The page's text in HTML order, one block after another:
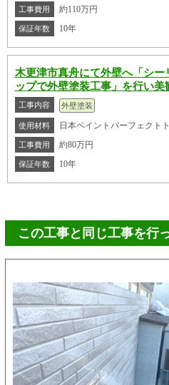
工事費用 約110万円
保証年数 10年
木更津市真舟にて外壁へ「シー
ップで外壁塗装工事」を行い美
工事内容 外壁塗装
使用材料 日本ペイントパーフェクト
工事費用 約80万円
保証年数 10年
この工事と同じ工事を行